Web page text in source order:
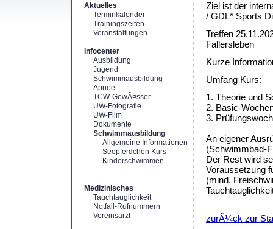
Aktuelles
Terminkalender
Trainingszeiten
Veranstaltungen
Infocenter
Ausbildung
Jugend
Schwimmausbildung
Apnoe
TCW-GewÃ¤sser
UW-Fotografie
UW-Film
Dokumente
Schwimmausbildung
Allgemeine Informationen
Seepferdchen Kurs
Kinderschwimmen
Medizinisches
Tauchtauglichkeit
Notfall-Rufnummern
Vereinsarzt
Ziel ist der
/ GDL* Sports
Treffen
Fallersleben
Kurze
Umfang Kurs:
1. Theorie und
2. Basic-
3.
An eigener
(Schwimmbad-
Der Rest wird
Voraussetzung
(mind.
zurÃ¼ck zur